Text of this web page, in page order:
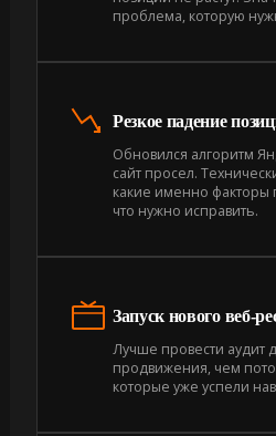
проблема, которую
Резкое падение
Обновился алгоритм
сайт просел.
какие именно факторы
что нужно исправить.
Запуск нового веб-
Лучше провести аудит
продвижения, чем
которые уже успели